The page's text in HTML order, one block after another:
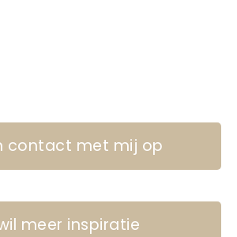
contact met mij op
meer inspiratie